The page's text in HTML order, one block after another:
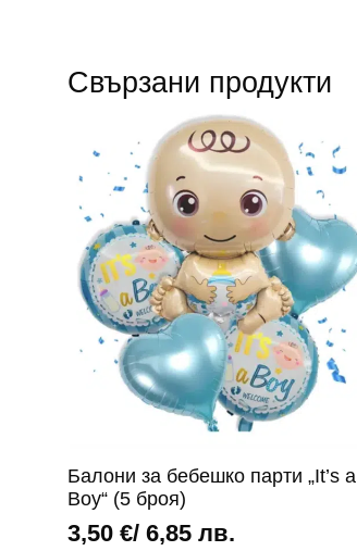
Свързани продукти
Балони за бебешко парти „It’s a
Boy“ (5 броя)
3,50 €/ 6,85 лв.